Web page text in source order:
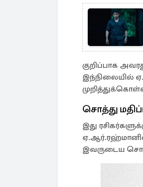
குறிப்பாக
இந்நிலையில்
சொத்து
இது
இவருடைய